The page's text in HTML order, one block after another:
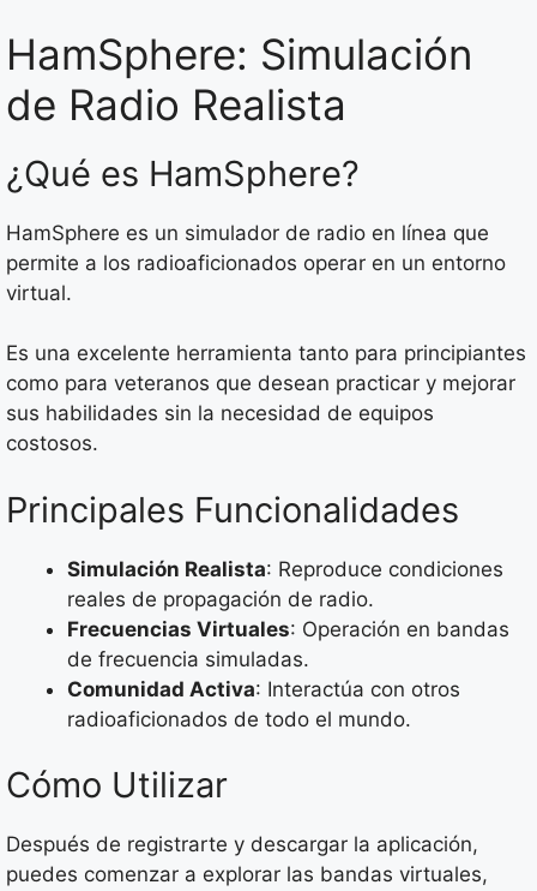
HamSphere: Simulación
de Radio Realista
¿Qué es HamSphere?
HamSphere es un simulador de radio en línea que
permite a los radioaficionados operar en un entorno
virtual.
Es una excelente herramienta tanto para principiantes
como para veteranos que desean practicar y mejorar
sus habilidades sin la necesidad de equipos
costosos.
Principales Funcionalidades
Simulación Realista: Reproduce condiciones
reales de propagación de radio.
Frecuencias Virtuales: Operación en bandas
de frecuencia simuladas.
Comunidad Activa: Interactúa con otros
radioaficionados de todo el mundo.
Cómo Utilizar
Después de registrarte y descargar la aplicación,
puedes comenzar a explorar las bandas virtuales,